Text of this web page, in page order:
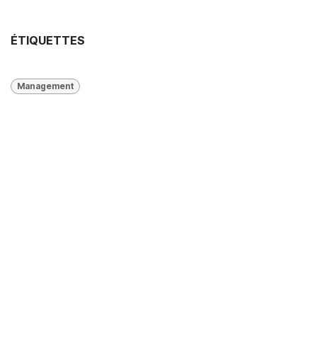
ÉTIQUETTES
Management